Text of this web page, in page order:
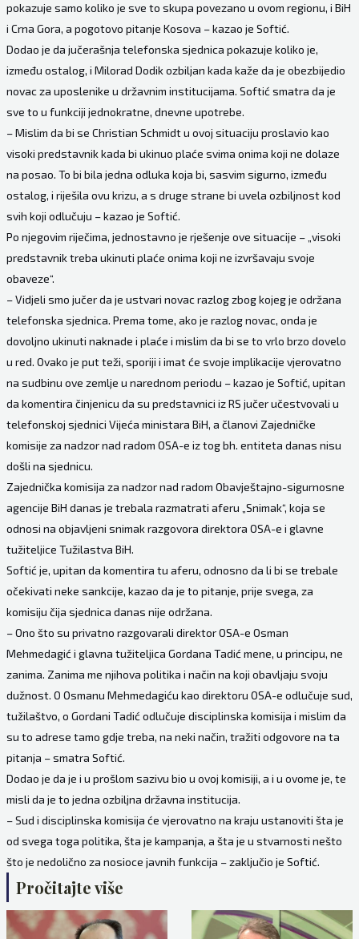
pokazuje samo koliko je sve to skupa povezano u ovom regionu, i BiH
i Crna Gora, a pogotovo pitanje Kosova – kazao je Softić.
Dodao je da jučerašnja telefonska sjednica pokazuje koliko je,
između ostalog, i Milorad Dodik ozbiljan kada kaže da je obezbijedio
novac za uposlenike u državnim institucijama. Softić smatra da je
sve to u funkciji jednokratne, dnevne upotrebe.
– Mislim da bi se Christian Schmidt u ovoj situaciju proslavio kao
visoki predstavnik kada bi ukinuo plaće svima onima koji ne dolaze
na posao. To bi bila jedna odluka koja bi, sasvim sigurno, između
ostalog, i riješila ovu krizu, a s druge strane bi uvela ozbiljnost kod
svih koji odlučuju – kazao je Softić.
Po njegovim riječima, jednostavno je rješenje ove situacije – „visoki
predstavnik treba ukinuti plaće onima koji ne izvršavaju svoje
obaveze“.
– Vidjeli smo jučer da je ustvari novac razlog zbog kojeg je održana
telefonska sjednica. Prema tome, ako je razlog novac, onda je
dovoljno ukinuti naknade i plaće i mislim da bi se to vrlo brzo dovelo
u red. Ovako je put teži, sporiji i imat će svoje implikacije vjerovatno
na sudbinu ove zemlje u narednom periodu – kazao je Softić, upitan
da komentira činjenicu da su predstavnici iz RS jučer učestvovali u
telefonskoj sjednici Vijeća ministara BiH, a članovi Zajedničke
komisije za nadzor nad radom OSA-e iz tog bh. entiteta danas nisu
došli na sjednicu.
Zajednička komisija za nadzor nad radom Obavještajnо-sigurnosne
agencije BiH danas je trebala razmatrati aferu „Snimak“, koja se
odnosi na objavljeni snimak razgovora direktora OSA-e i glavne
tužiteljice Tužilastva BiH.
Softić je, upitan da komentira tu aferu, odnosno da li bi se trebale
očekivati neke sankcije, kazao da je to pitanje, prije svega, za
komisiju čija sjednica danas nije održana.
– Ono što su privatno razgovarali direktor OSA-e Osman
Mehmedagić i glavna tužiteljica Gordana Tadić mene, u principu, ne
zanima. Zanima me njihova politika i način na koji obavljaju svoju
dužnost. O Osmanu Mehmedagiću kao direktoru OSA-e odlučuje sud,
tužilaštvo, o Gordani Tadić odlučuje disciplinska komisija i mislim da
su to adrese tamo gdje treba, na neki način, tražiti odgovore na ta
pitanja – smatra Softić.
Dodao je da je i u prošlom sazivu bio u ovoj komisiji, a i u ovome je, te
misli da je to jedna ozbiljna državna institucija.
– Sud i disciplinska komisija će vjerovatno na kraju ustanoviti šta je
od svega toga politika, šta je kampanja, a šta je u stvarnosti nešto
što je nedolično za nosioce javnih funkcija – zaključio je Softić.
Pročitajte više